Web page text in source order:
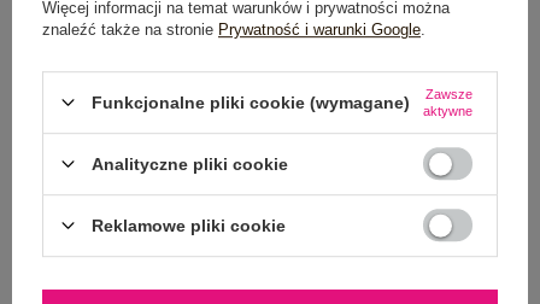
WYSYŁKA I DOSTAWA
ZWROTY I REKLAMACJE
OSTATNIO OGLĄDANE
Zobacz wszystko
Więcej informacji na temat warunków i prywatności można
znaleźć także na stronie Prywatność i warunki Google
Funkcjonalne pliki cookie (wymagane)
Zawsze
aktywne
Analityczne pliki cookie
Reklamowe pliki cookie